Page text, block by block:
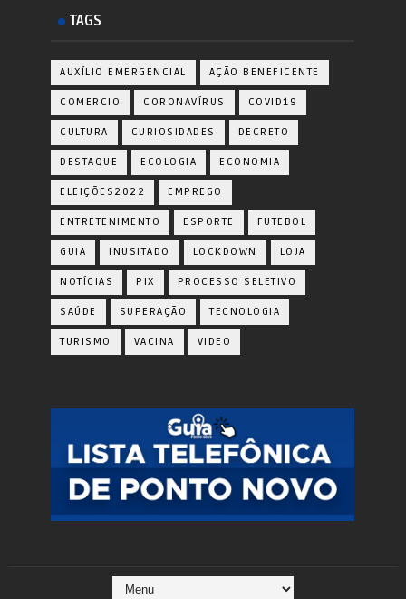
TAGS
AUXÍLIO EMERGENCIAL AÇÃO BENEFICENTE
COMERCIO CORONAVÍRUS COVID19
CULTURA CURIOSIDADES DECRETO
DESTAQUE ECOLOGIA ECONOMIA
ELEIÇÕES2022 EMPREGO
ENTRETENIMENTO ESPORTE FUTEBOL
GUIA INUSITADO LOCKDOWN LOJA
NOTÍCIAS PIX PROCESSO SELETIVO
SAÚDE SUPERAÇÃO TECNOLOGIA
TURISMO VACINA VIDEO